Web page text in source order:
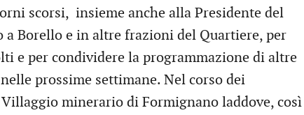
scorsi, insieme anche alla Presidente del
a Borello e in altre frazioni del Quartiere, per
e per condividere la programmazione di altre
prossime settimane. Nel corso dei
minerario di Formignano laddove, così